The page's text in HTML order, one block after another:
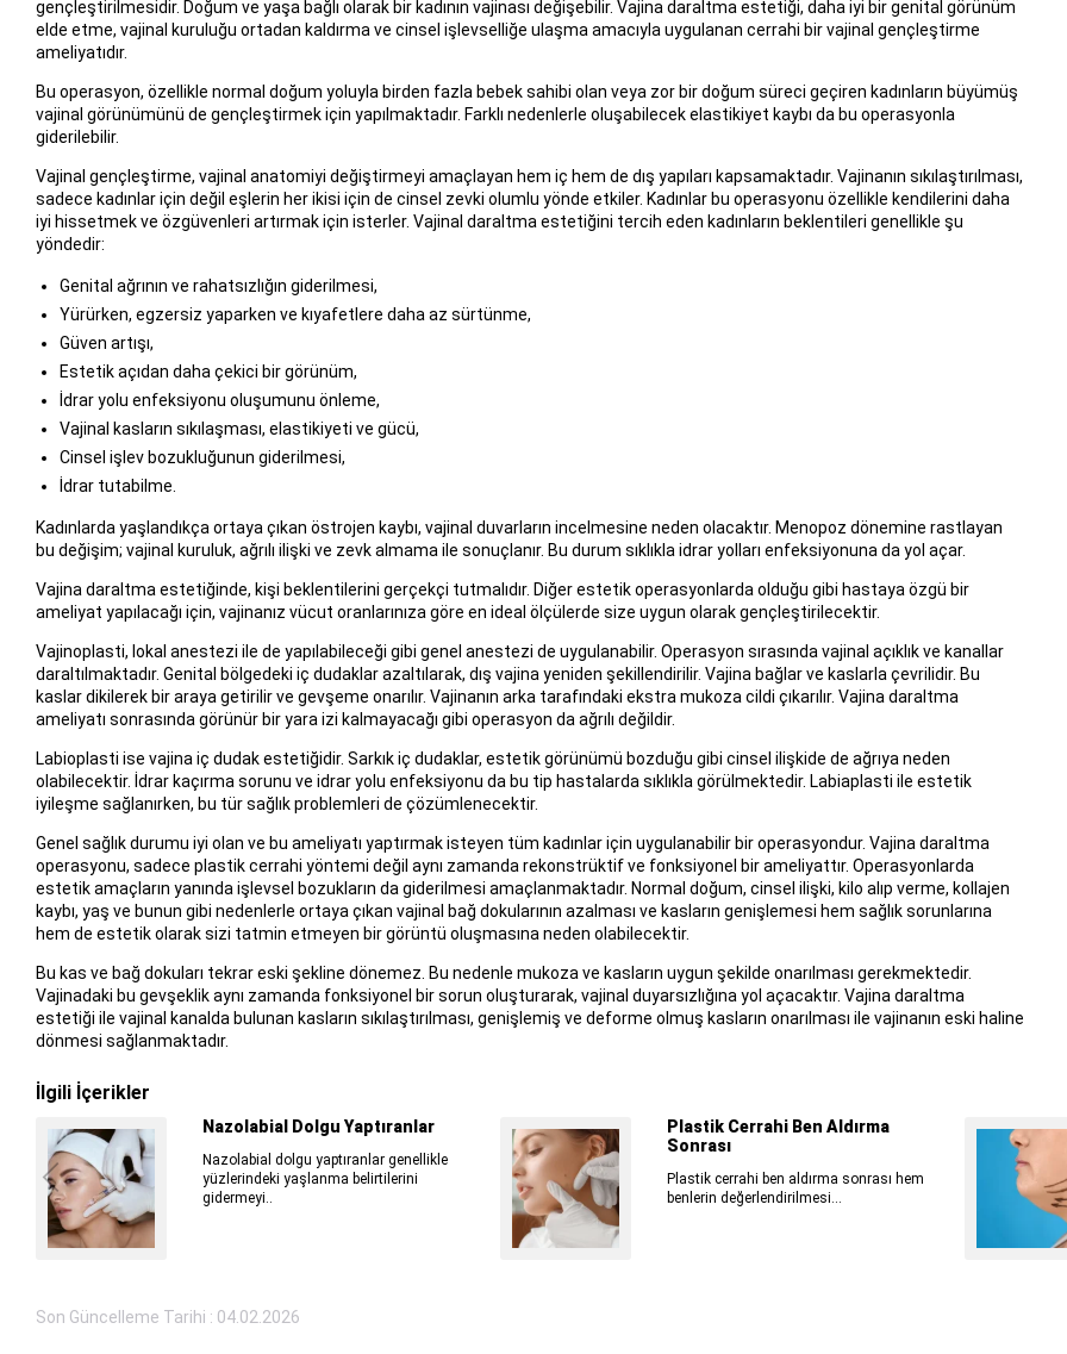
gençleştirilmesidir. Doğum ve yaşa bağlı olarak bir kadının vajinası değişebilir. Vajina daraltma estetiği, daha iyi bir genital görünüm
elde etme, vajinal kuruluğu ortadan kaldırma ve cinsel işlevselliğe ulaşma amacıyla uygulanan cerrahi bir vajinal gençleştirme
ameliyatıdır.
Bu operasyon, özellikle normal doğum yoluyla birden fazla bebek sahibi olan veya zor bir doğum süreci geçiren kadınların büyümüş
vajinal görünümünü de gençleştirmek için yapılmaktadır. Farklı nedenlerle oluşabilecek elastikiyet kaybı da bu operasyonla
giderilebilir.
Vajinal gençleştirme, vajinal anatomiyi değiştirmeyi amaçlayan hem iç hem de dış yapıları kapsamaktadır. Vajinanın sıkılaştırılması,
sadece kadınlar için değil eşlerin her ikisi için de cinsel zevki olumlu yönde etkiler. Kadınlar bu operasyonu özellikle kendilerini daha
iyi hissetmek ve özgüvenleri artırmak için isterler. Vajinal daraltma estetiğini tercih eden kadınların beklentileri genellikle şu
yöndedir:
Genital ağrının ve rahatsızlığın giderilmesi,
Yürürken, egzersiz yaparken ve kıyafetlere daha az sürtünme,
Güven artışı,
Estetik açıdan daha çekici bir görünüm,
İdrar yolu enfeksiyonu oluşumunu önleme,
Vajinal kasların sıkılaşması, elastikiyeti ve gücü,
Cinsel işlev bozukluğunun giderilmesi,
İdrar tutabilme.
Kadınlarda yaşlandıkça ortaya çıkan östrojen kaybı, vajinal duvarların incelmesine neden olacaktır. Menopoz dönemine rastlayan
bu değişim; vajinal kuruluk, ağrılı ilişki ve zevk almama ile sonuçlanır. Bu durum sıklıkla idrar yolları enfeksiyonuna da yol açar.
Vajina daraltma estetiğinde, kişi beklentilerini gerçekçi tutmalıdır. Diğer estetik operasyonlarda olduğu gibi hastaya özgü bir
ameliyat yapılacağı için, vajinanız vücut oranlarınıza göre en ideal ölçülerde size uygun olarak gençleştirilecektir.
Vajinoplasti, lokal anestezi ile de yapılabileceği gibi genel anestezi de uygulanabilir. Operasyon sırasında vajinal açıklık ve kanallar
daraltılmaktadır. Genital bölgedeki iç dudaklar azaltılarak, dış vajina yeniden şekillendirilir. Vajina bağlar ve kaslarla çevrilidir. Bu
kaslar dikilerek bir araya getirilir ve gevşeme onarılır. Vajinanın arka tarafındaki ekstra mukoza cildi çıkarılır. Vajina daraltma
ameliyatı sonrasında görünür bir yara izi kalmayacağı gibi operasyon da ağrılı değildir.
Labioplasti ise vajina iç dudak estetiğidir. Sarkık iç dudaklar, estetik görünümü bozduğu gibi cinsel ilişkide de ağrıya neden
olabilecektir. İdrar kaçırma sorunu ve idrar yolu enfeksiyonu da bu tip hastalarda sıklıkla görülmektedir. Labiaplasti ile estetik
iyileşme sağlanırken, bu tür sağlık problemleri de çözümlenecektir.
Genel sağlık durumu iyi olan ve bu ameliyatı yaptırmak isteyen tüm kadınlar için uygulanabilir bir operasyondur. Vajina daraltma
operasyonu, sadece plastik cerrahi yöntemi değil aynı zamanda rekonstrüktif ve fonksiyonel bir ameliyattır. Operasyonlarda
estetik amaçların yanında işlevsel bozukların da giderilmesi amaçlanmaktadır. Normal doğum, cinsel ilişki, kilo alıp verme, kollajen
kaybı, yaş ve bunun gibi nedenlerle ortaya çıkan vajinal bağ dokularının azalması ve kasların genişlemesi hem sağlık sorunlarına
hem de estetik olarak sizi tatmin etmeyen bir görüntü oluşmasına neden olabilecektir.
Bu kas ve bağ dokuları tekrar eski şekline dönemez. Bu nedenle mukoza ve kasların uygun şekilde onarılması gerekmektedir.
Vajinadaki bu gevşeklik aynı zamanda fonksiyonel bir sorun oluşturarak, vajinal duyarsızlığına yol açacaktır. Vajina daraltma
estetiği ile vajinal kanalda bulunan kasların sıkılaştırılması, genişlemiş ve deforme olmuş kasların onarılması ile vajinanın eski haline
dönmesi sağlanmaktadır.
İlgili İçerikler
Nazolabial Dolgu Yaptıranlar
Nazolabial dolgu yaptıranlar genellikle
yüzlerindeki yaşlanma belirtilerini
gidermeyi..
Plastik Cerrahi Ben Aldırma
Sonrası
Plastik cerrahi ben aldırma sonrası hem
benlerin değerlendirilmesi...
Son Güncelleme Tarihi : 04.02.2026